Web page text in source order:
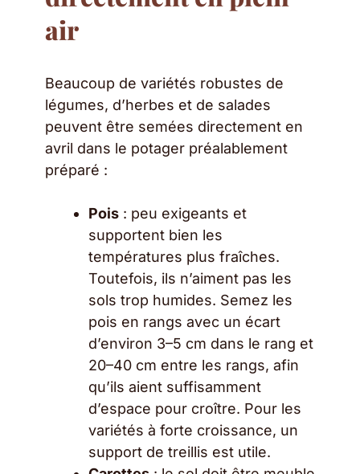
air
Beaucoup de variétés robustes de
légumes, d’herbes et de salades
peuvent être semées directement en
avril dans le potager préalablement
préparé :
Pois : peu exigeants et
supportent bien les
températures plus fraîches.
Toutefois, ils n’aiment pas les
sols trop humides. Semez les
pois en rangs avec un écart
d’environ 3–5 cm dans le rang et
20–40 cm entre les rangs, afin
qu’ils aient suffisamment
d’espace pour croître. Pour les
variétés à forte croissance, un
support de treillis est utile.